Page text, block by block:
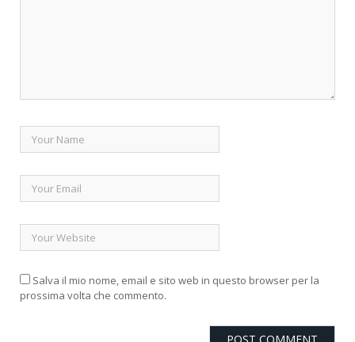
Salva il mio nome, email e sito web in questo browser per la
prossima volta che commento.